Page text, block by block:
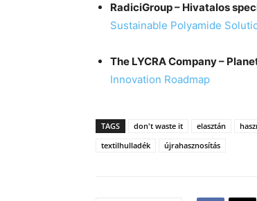
RadiciGroup – Hivatalos
Sustainable Polyamide
The LYCRA Company –
Innovation Roadmap
TAGS don't waste it elasztán
textilhulladék
újrahasznosítás